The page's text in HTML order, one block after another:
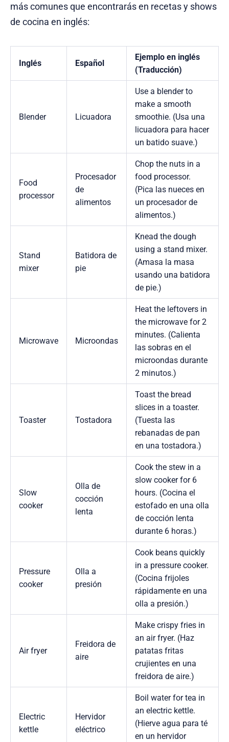
más comunes que encontrarás en recetas y shows
de cocina en inglés:
Inglés Español
Ejemplo en inglés
(Traducción)
Blender Licuadora
Use a blender to
make a smooth
smoothie. (Usa una
licuadora para hacer
un batido suave.)
Food
processor
Procesador
de
alimentos
Chop the nuts in a
food processor.
(Pica las nueces en
un procesador de
alimentos.)
Stand
mixer
Batidora de
pie
Knead the dough
using a stand mixer.
(Amasa la masa
usando una batidora
de pie.)
Microwave Microondas
Heat the leftovers in
the microwave for 2
minutes. (Calienta
las sobras en el
microondas durante
2 minutos.)
Toaster Tostadora
Toast the bread
slices in a toaster.
(Tuesta las
rebanadas de pan
en una tostadora.)
Slow
cooker
Olla de
cocción
lenta
Cook the stew in a
slow cooker for 6
hours. (Cocina el
estofado en una olla
de cocción lenta
durante 6 horas.)
Pressure
cooker
Olla a
presión
Cook beans quickly
in a pressure cooker.
(Cocina frijoles
rápidamente en una
olla a presión.)
Air fryer
Freidora de
aire
Make crispy fries in
an air fryer. (Haz
patatas fritas
crujientes en una
freidora de aire.)
Electric
kettle
Hervidor
eléctrico
Boil water for tea in
an electric kettle.
(Hierve agua para té
en un hervidor